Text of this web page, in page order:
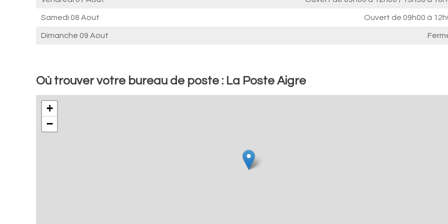
Samedi 08 Aout Ouvert de 09h00 à
Dimanche 09 Aout
Où trouver votre bureau de poste : La Poste Aigre
+
−